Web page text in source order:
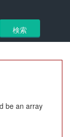
be an array